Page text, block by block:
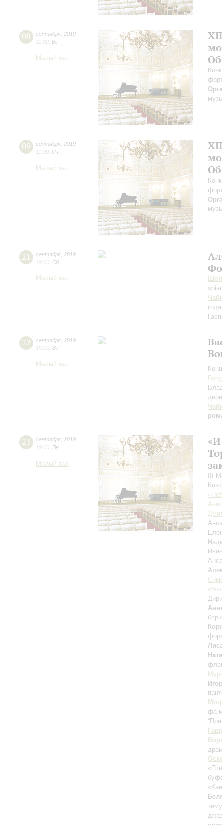
08 сентября 2019
11:00 Вс
Малый зал
09 сентября 2019
11:00 Пн
Малый зал
21 сентября 2019
19:00 Сб
Малый зал
22 сентября 2019
19:00 Вс
Малый зал
23 сентября 2019
19:00 Пн
Малый зал
III
фа